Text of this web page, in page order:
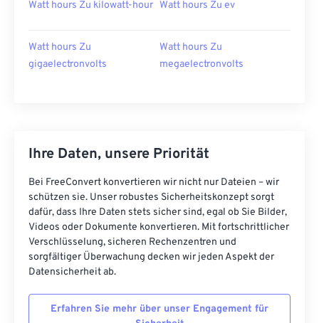
Watt hours Zu kilowatt-hour Watt hours Zu ev
Watt hours Zu
gigaelectronvolts
Watt hours Zu
megaelectronvolts
Ihre Daten, unsere Priorität
Bei FreeConvert konvertieren wir nicht nur Dateien – wir
schützen sie. Unser robustes Sicherheitskonzept sorgt
dafür, dass Ihre Daten stets sicher sind, egal ob Sie Bilder,
Videos oder Dokumente konvertieren. Mit fortschrittlicher
Verschlüsselung, sicheren Rechenzentren und
sorgfältiger Überwachung decken wir jeden Aspekt der
Datensicherheit ab.
Erfahren Sie mehr über unser Engagement für